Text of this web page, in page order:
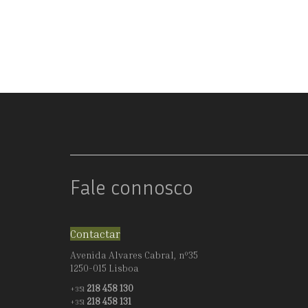
Fale connosco
Contactar
Avenida Alvares Cabral, nº35
1250-015 Lisboa
+351 218 458 130
+351 218 458 131